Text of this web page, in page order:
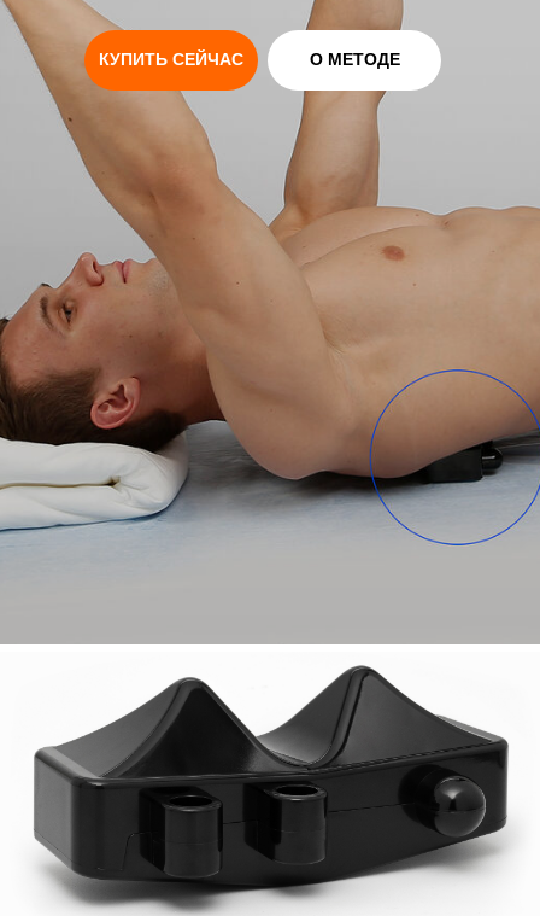
КУПИТЬ СЕЙЧАС О МЕТОДЕ